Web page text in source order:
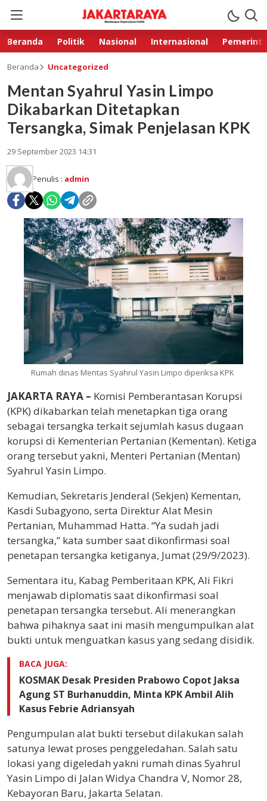
Beranda Politik Nasional Internasional
Beranda Uncategorized
Mentan Syahrul Yasin Limpo
Dikabarkan Ditetapkan
Tersangka, Simak Penjelasan KPK
29 September 2023 14:31
Penulis : admin
Rumah dinas Mentas Syahrul Yasin Limpo diperiksa KPK
JAKARTA RAYA – Komisi Pemberantasan Korupsi
(KPK) dikabarkan telah menetapkan tiga orang
sebagai tersangka terkait sejumlah kasus dugaan
korupsi di Kementerian Pertanian (Kementan). Ketiga
orang tersebut yakni, Menteri Pertanian (Mentan)
Syahrul Yasin Limpo.
Kemudian, Sekretaris Jenderal (Sekjen) Kementan,
Kasdi Subagyono, serta Direktur Alat Mesin
Pertanian, Muhammad Hatta. “Ya sudah jadi
tersangka,” kata sumber saat dikonfirmasi soal
penetapan tersangka ketiganya, Jumat (29/9/2023).
Sementara itu, Kabag Pemberitaan KPK, Ali Fikri
menjawab diplomatis saat dikonfirmasi soal
penetapan tersangka tersebut. Ali menerangkan
bahwa pihaknya saat ini masih mengumpulkan alat
bukti untuk menguatkan kasus yang sedang disidik.
BACA JUGA:
KOSMAK Desak Presiden Prabowo Copot Jaksa
Agung ST Burhanuddin, Minta KPK Ambil Alih
Kasus Febrie Adriansyah
Pengumpulan alat bukti tersebut dilakukan salah
satunya lewat proses penggeledahan. Salah satu
lokasi yang digeledah yakni rumah dinas Syahrul
Yasin Limpo di Jalan Widya Chandra V, Nomor 28,
Kebayoran Baru, Jakarta Selatan.